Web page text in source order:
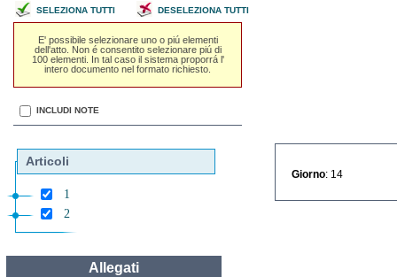
SELEZIONA TUTTI DESELEZIONA TUTTI
E' possibile selezionare uno o piú elementi
dell'atto. Non é consentito selezionare piú di
100 elementi. In tal caso il sistema proporrá l'
intero documento nel formato richiesto.
INCLUDI NOTE
Articoli
1
2
Allegati
Giorno : 14